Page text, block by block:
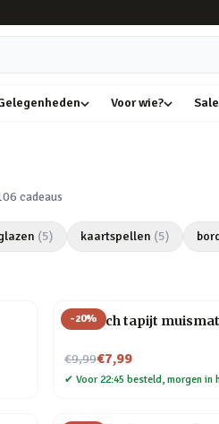
Voor wie? Sale
cadeaus
(5) kaartspellen (5)
-20%
Perzisch tapijt muismat
€9,99
Nu voor€7,99
✔ Voor 22:45 besteld, morgen in